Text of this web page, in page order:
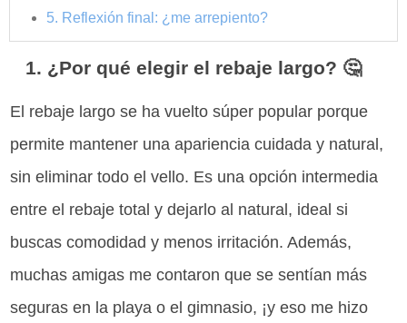
5. Reflexión final: ¿me arrepiento?
1. ¿Por qué elegir el rebaje largo? 🤔
El rebaje largo se ha vuelto súper popular porque
permite mantener una apariencia cuidada y natural,
sin eliminar todo el vello. Es una opción intermedia
entre el rebaje total y dejarlo al natural, ideal si
buscas comodidad y menos irritación. Además,
muchas amigas me contaron que se sentían más
seguras en la playa o el gimnasio, ¡y eso me hizo